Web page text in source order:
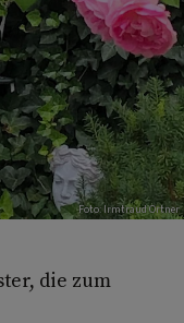
Foto: Irmtraud Ortner
die zum